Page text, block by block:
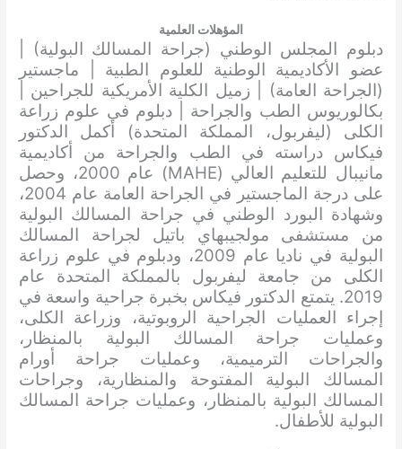
المؤهلات العلمية
دبلوم المجلس الوطني (جراحة المسالك البولية) |
عضو الأكاديمية الوطنية للعلوم الطبية | ماجستير
(الجراحة العامة) | زميل الكلية الأمريكية للجراحين |
بكالوريوس الطب والجراحة | دبلوم في علوم زراعة
الكلى (ليفربول، المملكة المتحدة) أكمل الدكتور
فيكاس دراسته في الطب والجراحة من أكاديمية
مانيبال للتعليم العالي (MAHE) عام 2000، وحصل
على درجة الماجستير في الجراحة العامة عام 2004،
وشهادة البورد الوطني في جراحة المسالك البولية
من مستشفى مولجيبهاي باتيل لجراحة المسالك
البولية في ناديا عام 2009، ودبلوم في علوم زراعة
الكلى من جامعة ليفربول بالمملكة المتحدة عام
2019. يتمتع الدكتور فيكاس بخبرة جراحية واسعة في
إجراء العمليات الجراحية الروبوتية، وزراعة الكلى،
وعمليات جراحة المسالك البولية بالمنظار،
والجراحات الترميمية، وعمليات جراحة أورام
المسالك البولية المفتوحة والمنظارية، وجراحات
المسالك البولية بالمنظار، وعمليات جراحة المسالك
البولية للأطفال.